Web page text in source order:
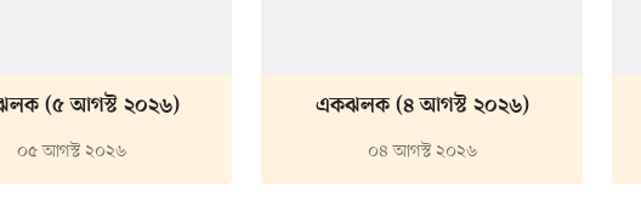
(৫ আগস্ট ২০২৬)
০৫ আগস্ট ২০২৬
একঝলক (৪ আগস্ট ২০২৬)
০৪ আগস্ট ২০২৬